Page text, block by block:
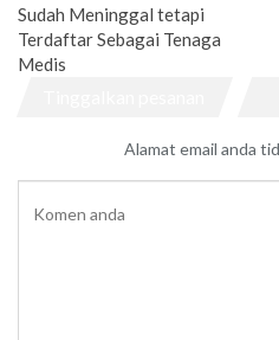
Sudah Meninggal tetapi
Terdaftar Sebagai Tenaga
Medis
Alamat email anda